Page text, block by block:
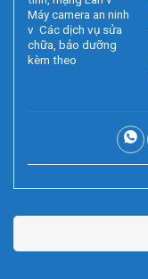
Máy camera an ninh
v Các dịch vụ sửa
chữa, bảo dưỡng
kèm theo